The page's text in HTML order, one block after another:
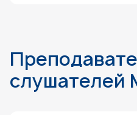
слушателей